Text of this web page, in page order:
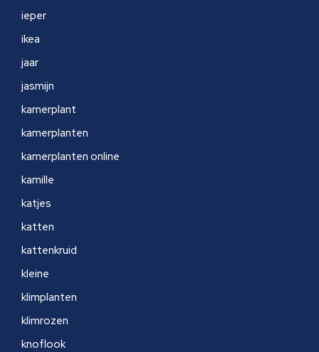
ieper
ikea
jaar
jasmijn
kamerplant
kamerplanten
kamerplanten online
kamille
katjes
katten
kattenkruid
kleine
klimplanten
klimrozen
knoflook